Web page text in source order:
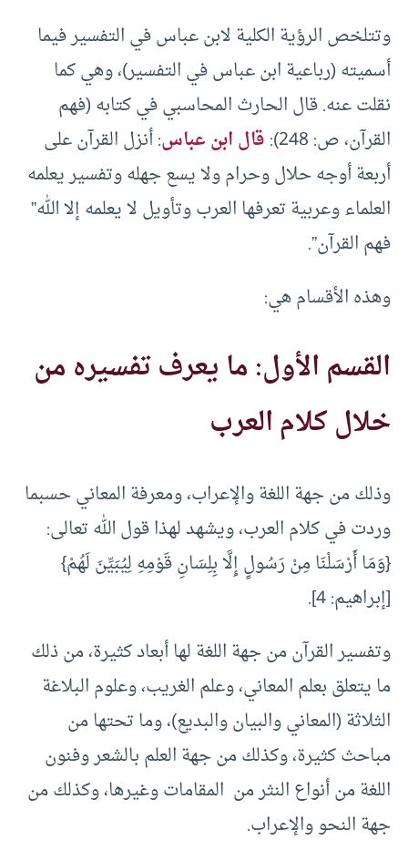
وتتلخص الرؤية الكلية لابن عباس في التفسير فيما
أسميته (رباعية ابن عباس في التفسير)، وهي كما
نقلت عنه. قال الحارث المحاسبي في كتابه (فهم
القرآن، ص: 248):
قال ابن عباس: أنزل القرآن على
أربعة أوجه حلال وحرام ولا يسع جهله وتفسير يعلمه
العلماء وعربية تعرفها العرب وتأويل لا يعلمه إلا الله”
فهم القرآن”.
وهذه الأقسام هي:
القسم الأول: ما يعرف تفسيره من
خلال كلام العرب
وذلك من جهة اللغة والإعراب، ومعرفة المعاني حسبما
وردت في كلام العرب، ويشهد لهذا قول الله تعالى:
{وَمَا أَرْسَلْنَا مِنْ رَسُولٍ إِلَّا بِلِسَانِ قَوْمِهِ لِيُبَيِّنَ لَهُمْ}
[إبراهيم: 4].
وتفسير القرآن من جهة اللغة لها أبعاد كثيرة، من ذلك
ما يتعلق بعلم المعاني، وعلم الغريب، وعلوم البلاغة
الثلاثة (المعاني والبيان والبديع)، وما تحتها من
مباحث كثيرة، وكذلك من جهة العلم بالشعر وفنون
اللغة من أنواع النثر من المقامات وغيرها، وكذلك من
جهة النحو والإعراب.